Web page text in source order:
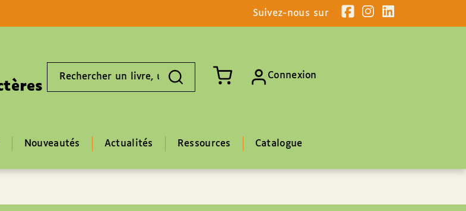
Suivez-nous sur
livre,
Connexion
Nouveautés Actualités Ressources Catalogue